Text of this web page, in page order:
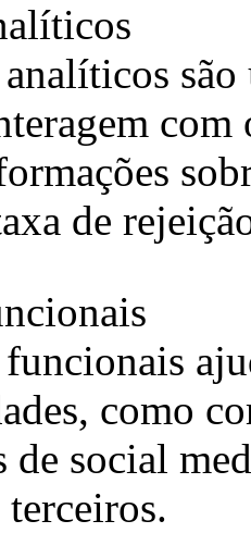
são
com
de
como
de social
terceiros.